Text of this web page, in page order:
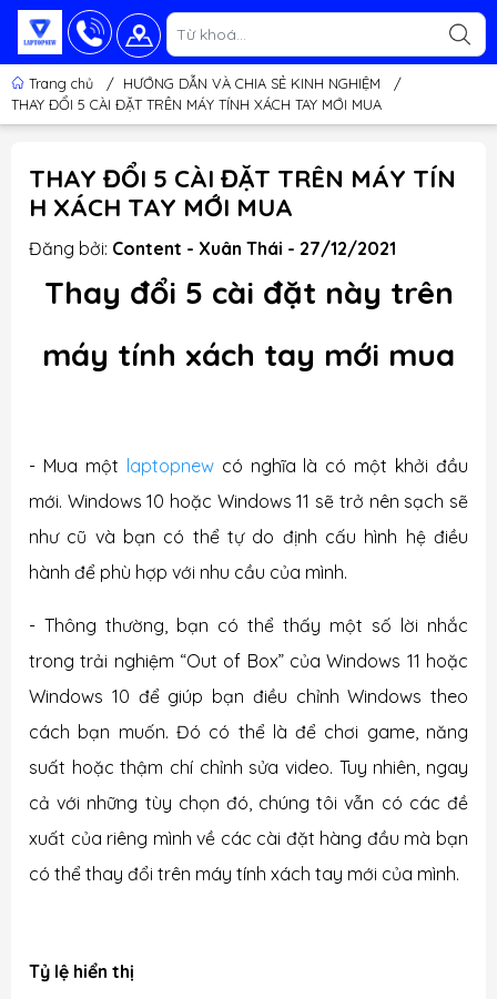
Trang chủ / HƯỚNG DẪN VÀ CHIA SẺ KINH NGHIỆM
/
THAY ĐỔI 5 CÀI ĐẶT TRÊN MÁY TÍNH XÁCH TAY MỚI MUA
THAY ĐỔI 5 CÀI ĐẶT TRÊN MÁY TÍN
H XÁCH TAY MỚI MUA
Đăng bởi: Content - Xuân Thái - 27/12/2021
Thay đổi 5 cài đặt này trên
máy tính xách tay mới mua
- Mua một laptopnewcó nghĩa là có một khởi đầu
mới. Windows 10 hoặc Windows 11 sẽ trở nên sạch sẽ
như cũ và bạn có thể tự do định cấu hình hệ điều
hành để phù hợp với nhu cầu của mình.
- Thông thường, bạn có thể thấy một số lời nhắc
trong trải nghiệm “Out of Box” của Windows 11 hoặc
Windows 10 để giúp bạn điều chỉnh Windows theo
cách bạn muốn. Đó có thể là để chơi game, năng
suất hoặc thậm chí chỉnh sửa video. Tuy nhiên, ngay
cả với những tùy chọn đó, chúng tôi vẫn có các đề
xuất của riêng mình về các cài đặt hàng đầu mà bạn
có thể thay đổi trên máy tính xách tay mới của mình.
Tỷ lệ hiển thị